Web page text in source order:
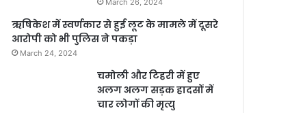
March 26, 2024
ऋषिकेश में स्वर्णकार से हुई लूट के मामले में दूसरे
आरोपी को भी पुलिस ने पकड़ा
March 24, 2024
चमोली और टिहरी में हुए
अलग अलग सड़क हादसों में
चार लोगों की मृत्यु